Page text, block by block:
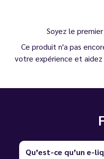
Soyez le
Ce produit n'a pas
votre expérience et
Qu’est-ce qu’un e-